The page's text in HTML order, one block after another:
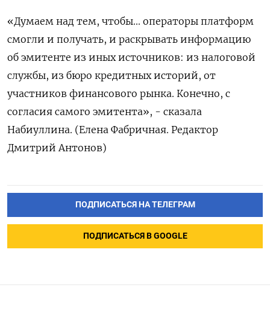
«Думаем над тем, чтобы... операторы платформ
смогли и получать, и раскрывать информацию
об эмитенте из иных источников: из налоговой
службы, из бюро кредитных историй, от
участников финансового рынка. Конечно, с
согласия самого эмитента», - сказала
Набиуллина. (Елена Фабричная. Редактор
Дмитрий Антонов)
ПОДПИСАТЬСЯ НА ТЕЛЕГРАМ
ПОДПИСАТЬСЯ В GOOGLE